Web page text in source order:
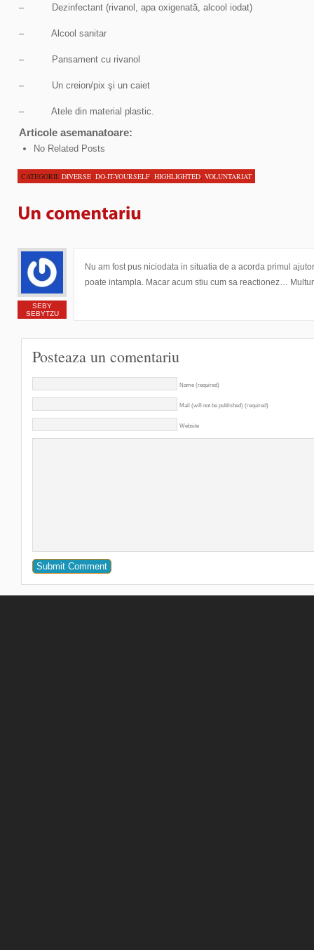
– Dezinfectant (rivanol, apa oxigenată, alcool iodat)
– Alcool sanitar
– Pansament cu rivanol
– Un creion/pix şi un caiet
– Atele din material plastic.
Articole asemanatoare:
No Related Posts
CATEGORII: DIVERSE, DO-IT-YOURSELF, HIGHLIGHTED, VOLUNTARIAT
SEBY
SEBYTZU
Nu am fost pus niciodata in situatia de a acorda primul
poate intampla. Macar acum stiu cum sa reactionez…
Posteaza un comentariu
Name (required)
Mail (will not be published) (required)
Website